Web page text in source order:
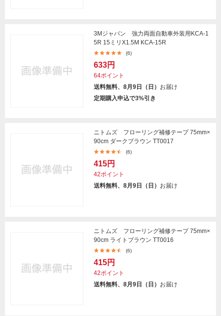
3Mジャパン 強力両面自動車外装用KCA-1
5R 15ミリX1.5M KCA-15R
(6)
633円
64ポイント
送料無料、8月9日（日） お届け
定期購入申込で3%引き
ニトムズ フローリング補修テープ 75mm×
90cm ダークブラウン TT0017
(6)
415円
42ポイント
送料無料、8月9日（日） お届け
ニトムズ フローリング補修テープ 75mm×
90cm ライトブラウン TT0016
(6)
415円
42ポイント
送料無料、8月9日（日） お届け